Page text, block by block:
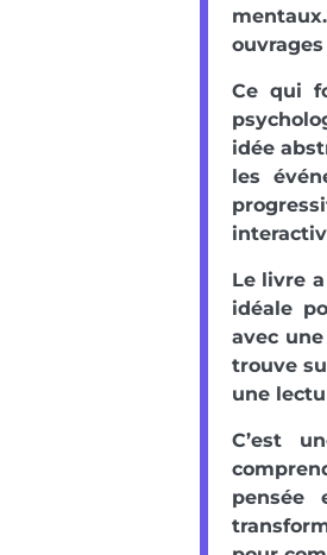
Ce qui
idée
les
Le livre
idéale
avec
trouve
une
C’est
pensée